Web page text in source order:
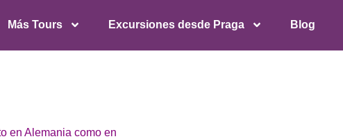
Más Tours Excursiones desde Praga Blog
en Alemania como en